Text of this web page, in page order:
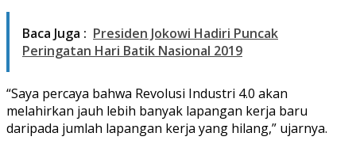
Baca Juga : Presiden Jokowi Hadiri Puncak
Peringatan Hari Batik Nasional 2019
“Saya percaya bahwa Revolusi Industri 4.0 akan
melahirkan jauh lebih banyak lapangan kerja baru
daripada jumlah lapangan kerja yang hilang,” ujarnya.